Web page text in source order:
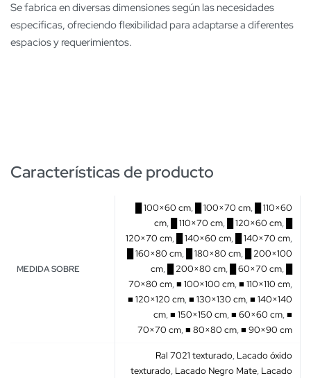
Se fabrica en diversas dimensiones según las necesidades
específicas, ofreciendo flexibilidad para adaptarse a diferentes
espacios y requerimientos.
Características de producto
MEDIDA SOBRE
█ 100×60 cm, █ 100×70 cm,
█ 110×60
cm, █ 110×70 cm, █ 120×60 cm,
120×70 cm, █ 140×60 cm, █ 140×70 cm,
█ 160×80 cm, █ 180×80 cm,
█ 200×100
cm, █ 200×80 cm, █ 60×70 cm,
70×80 cm,■ 100×100 cm,■ 110×110 cm,
■ 120×120 cm,■ 130×130 cm,■ 140×140
cm,■ 150×150 cm,■ 60×60 cm,■
70×70 cm,■ 80×80 cm,■ 90×90 cm
Ral 7021 texturado, Lacado óxido
texturado, Lacado Negro Mate, Lacado